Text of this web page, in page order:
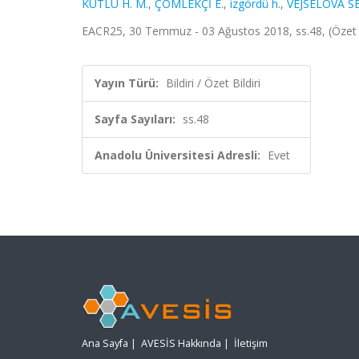
KUTLU H. M., ÇÖMLEKÇİ E., izgördü h., VEJSELOVA
EACR25, 30 Temmuz - 03 Ağustos 2018, ss.48,
Yayın Türü: Bildiri / Özet Bildiri
Sayfa Sayıları: ss.48
Anadolu Üniversitesi Adresli: Evet
Ana Sayfa | AVESİS Hakkında | İletişim